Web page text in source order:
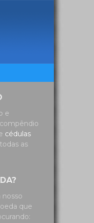
e
cédulas
as
que